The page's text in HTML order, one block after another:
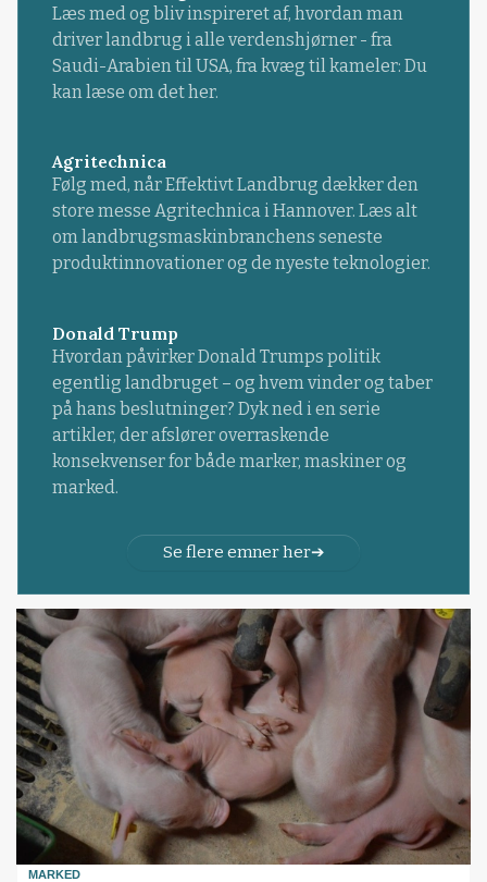
Læs med og bliv inspireret af, hvordan man
driver landbrug i alle verdenshjørner - fra
Saudi-Arabien til USA, fra kvæg til kameler: Du
kan læse om det her.
Agritechnica
Følg med, når Effektivt Landbrug dækker den
store messe Agritechnica i Hannover. Læs alt
om landbrugsmaskinbranchens seneste
produktinnovationer og de nyeste teknologier.
Donald Trump
Hvordan påvirker Donald Trumps politik
egentlig landbruget – og hvem vinder og taber
på hans beslutninger? Dyk ned i en serie
artikler, der afslører overraskende
konsekvenser for både marker, maskiner og
marked.
Se flere emner her
MARKED